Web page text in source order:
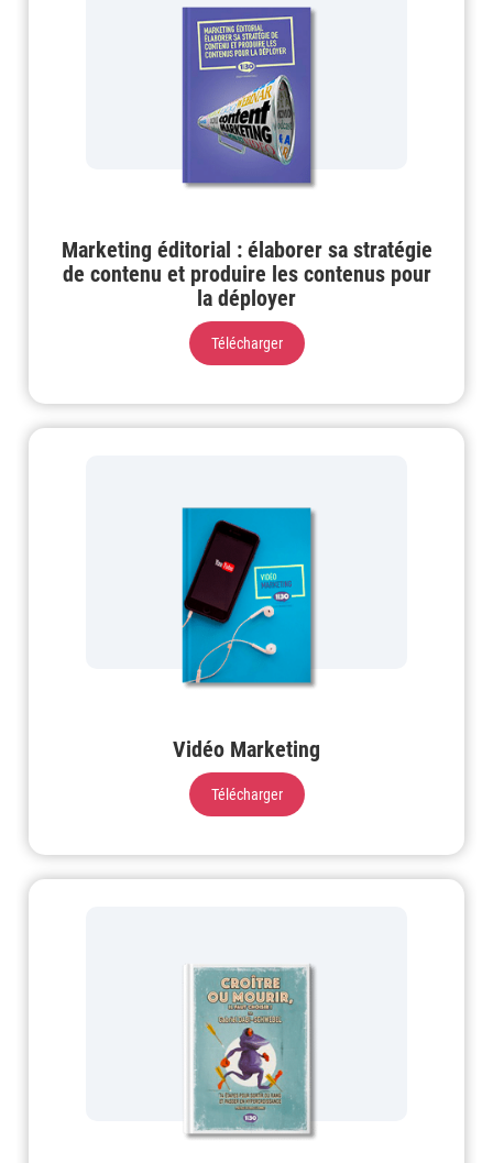
Marketing éditorial : élaborer sa stratégie
de contenu et produire les contenus pour
la déployer
Télécharger
Vidéo Marketing
Télécharger